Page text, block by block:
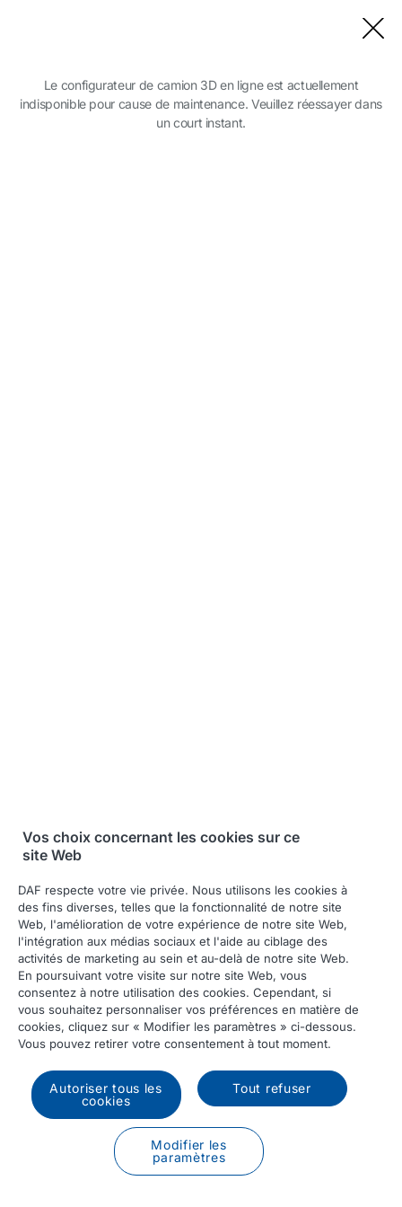
Le configurateur de camion 3D en ligne est actuellement
indisponible pour cause de maintenance. Veuillez réessayer dans
un court instant.
Récupérez la configuration de
votre camion DAF
Saisissez la clé générée lors de l'enregistrement de la
configuration de votre camion DAF.
Identifiant de configuration
Chargement
Vos choix concernant les cookies sur ce
site Web
DAF respecte votre vie privée. Nous utilisons les cookies à
des fins diverses, telles que la fonctionnalité de notre site
Web, l'amélioration de votre expérience de notre site Web,
l'intégration aux médias sociaux et l'aide au ciblage des
activités de marketing au sein et au-delà de notre site Web.
En poursuivant votre visite sur notre site Web, vous
consentez à notre utilisation des cookies. Cependant, si
vous souhaitez personnaliser vos préférences en matière de
cookies, cliquez sur « Modifier les paramètres » ci-dessous.
Vous pouvez retirer votre consentement à tout moment.
Autoriser tous les
cookies
Tout refuser
Modifier les
paramètres